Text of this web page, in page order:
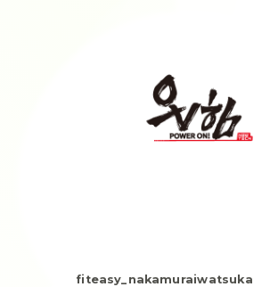
fiteasy_nakamuraiwatsuka